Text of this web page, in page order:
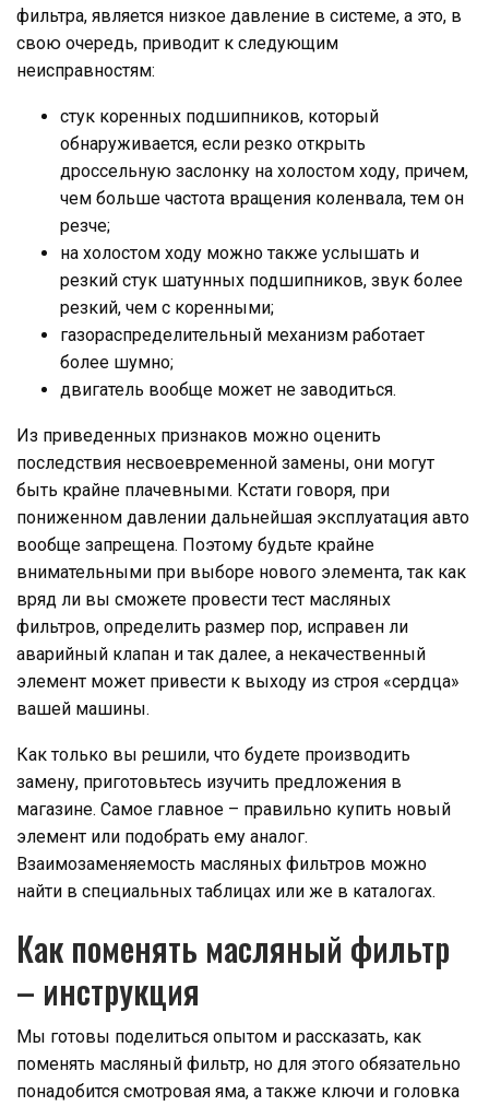
фильтра, является низкое давление в системе, а это, в
свою очередь, приводит к следующим
неисправностям:
стук коренных подшипников, который
обнаруживается, если резко открыть
дроссельную заслонку на холостом ходу, причем,
чем больше частота вращения коленвала, тем он
резче;
на холостом ходу можно также услышать и
резкий стук шатунных подшипников, звук более
резкий, чем с коренными;
газораспределительный механизм работает
более шумно;
двигатель вообще может не заводиться.
Из приведенных признаков можно оценить
последствия несвоевременной замены, они могут
быть крайне плачевными. Кстати говоря, при
пониженном давлении дальнейшая эксплуатация авто
вообще запрещена. Поэтому будьте крайне
внимательными при выборе нового элемента, так как
вряд ли вы сможете провести тест масляных
фильтров, определить размер пор, исправен ли
аварийный клапан и так далее, а некачественный
элемент может привести к выходу из строя «сердца»
вашей машины.
Как только вы решили, что будете производить
замену, приготовьтесь изучить предложения в
магазине. Самое главное – правильно купить новый
элемент или подобрать ему аналог.
Взаимозаменяемость масляных фильтров можно
найти в специальных таблицах или же в каталогах.
Как поменять масляный фильтр
– инструкция
Мы готовы поделиться опытом и рассказать, как
поменять масляный фильтр, но для этого обязательно
понадобится смотровая яма, а также ключи и головка